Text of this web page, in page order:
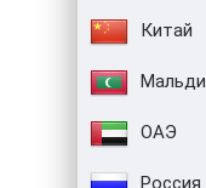
Китай
ОАЭ
Россия